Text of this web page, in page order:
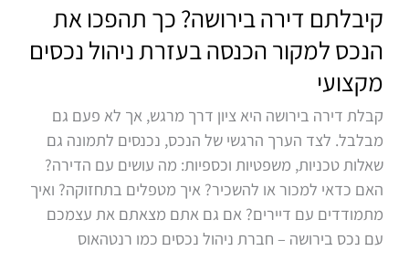
קיבלתם דירה בירושה? כך תהפכו את
הנכס למקור הכנסה בעזרת ניהול נכסים
מקצועי
קבלת דירה בירושה היא ציון דרך מרגש, אך לא פעם גם
מבלבל. לצד הערך הרגשי של הנכס, נכנסים לתמונה גם
שאלות טכניות, משפטיות וכספיות: מה עושים עם הדירה?
האם כדאי למכור או להשכיר? איך מטפלים בתחזוקה? ואיך
מתמודדים עם דיירים? אם גם אתם מצאתם את עצמכם
עם נכס בירושה – חברת ניהול נכסים כמו רנטהאוס